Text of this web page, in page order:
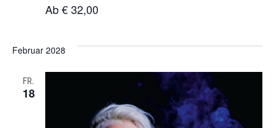
Ab € 32,00
Februar 2028
FR.
18